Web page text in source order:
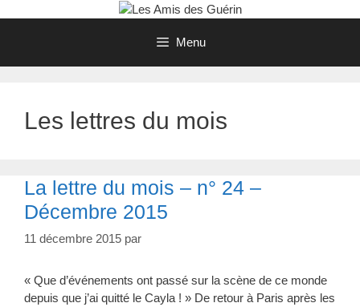
Menu
Les lettres du mois
La lettre du mois – n° 24 –
Décembre 2015
11 décembre 2015 par
« Que d’événements ont passé sur la scène de ce monde
depuis que j’ai quitté le Cayla ! » De retour à Paris après les